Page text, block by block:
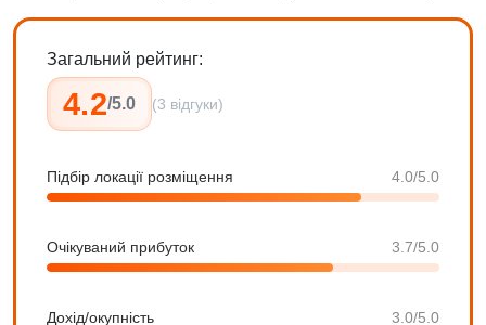
Загальний рейтинг:
4.2/5.0 (3 відгуки)
Підбір локації розміщення 4.0/5.0
Очікуваний прибуток 3.7/5.0
Дохід/окупність 3.0/5.0